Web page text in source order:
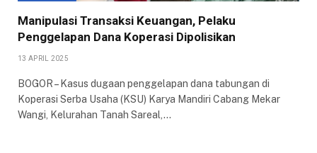
Manipulasi Transaksi Keuangan, Pelaku
Penggelapan Dana Koperasi Dipolisikan
13 APRIL 2025
BOGOR – Kasus dugaan penggelapan dana tabungan di
Koperasi Serba Usaha (KSU) Karya Mandiri Cabang Mekar
Wangi, Kelurahan Tanah Sareal,…